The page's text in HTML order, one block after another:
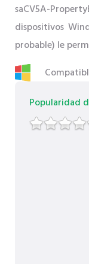
saCV5A-
dispositivos
probable) le
Popularidad